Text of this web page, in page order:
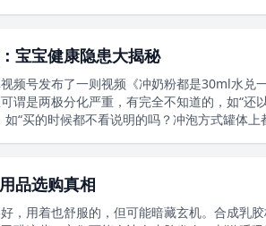
宝宝健康隐患大揭秘
频号发布了一则视频《冲奶粉都是30ml水兑
谓是两极分化严重，有完全不知道的，如“还
“买的时候都不看说明的吗？冲泡方式罐体上
品选购真相
，用着也舒服的，但可能暗藏玄机。合成乳